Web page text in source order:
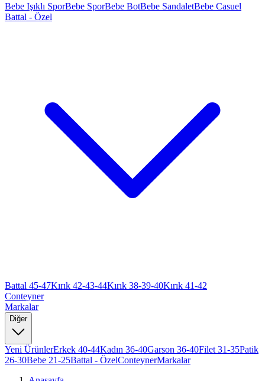
Bebe Işıklı SporBebe SporBebe BotBebe SandaletBebe Casuel
Battal - Özel
Battal 45-47Kırık 42-43-44Kırık 38-39-40Kırık 41-42
Conteyner
Markalar
Diğer
Yeni ÜrünlerErkek 40-44Kadın 36-40Garson 36-40Filet 31-35Patik
26-30Bebe 21-25Battal - ÖzelConteynerMarkalar